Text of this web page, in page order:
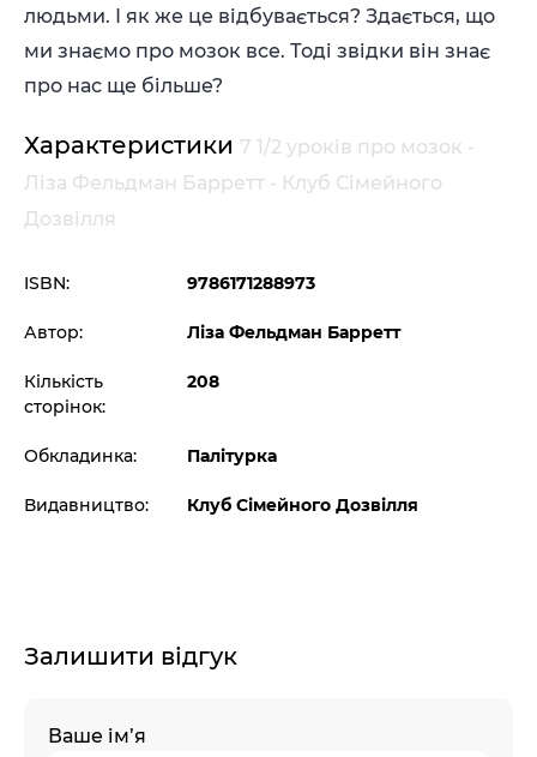
людьми. І як же це відбувається? Здається, що
ми знаємо про мозок все. Тоді звідки він знає
про нас ще більше?
Характеристики 7 1/2 уроків про мозок -
Ліза Фельдман Барретт - Клуб Сімейного
Дозвілля
ISBN: 9786171288973
Автор: Ліза Фельдман Барретт
Кількість
сторінок:
208
Обкладинка: Палітурка
Видавництво: Клуб Сімейного Дозвілля
Залишити відгук
Ваше ім’я